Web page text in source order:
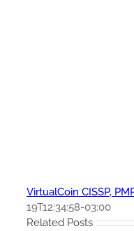
VirtualCoin CISSP,
19T12:34:58-03:00
Related Posts